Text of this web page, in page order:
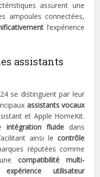
assurent une
ampoules connectées,
l’expérience
assistants
se distinguent par leur
assistants vocaux
et Apple HomeKit.
intégration fluidedans
ainsi le contrôle
réputées comme
compatibilité multi-
expérience utilisateur